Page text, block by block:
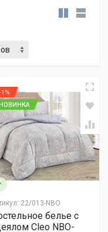
22/013-NBO
-1%
белье с
Cleo NBO-